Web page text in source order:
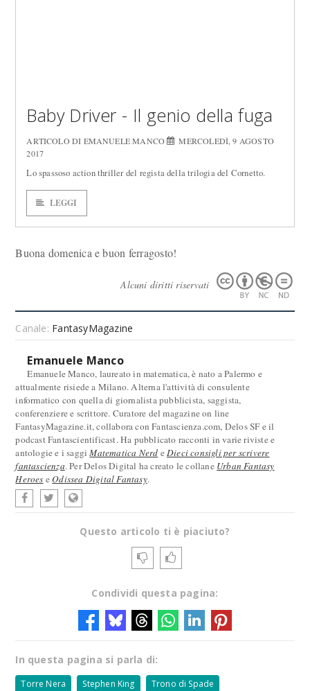
Baby Driver - Il genio della fuga
ARTICOLO DI EMANUELE MANCO
MERCOLEDÌ, 9 AGOSTO
2017
Lo spassoso action thriller del regista della trilogia del Cornetto.
LEGGI
Buona domenica e buon ferragosto!
Alcuni diritti riservati
Canale: FantasyMagazine
Emanuele Manco
Emanuele Manco, laureato in matematica, è nato a Palermo e
attualmente risiede a Milano. Alterna l'attività di consulente
informatico con quella di giornalista pubblicista, saggista,
conferenziere e scrittore. Curatore del magazine on line
FantasyMagazine.it, collabora con Fantascienza.com, Delos SF e il
podcast Fantascientificast. Ha pubblicato racconti in varie riviste e
antologie e i saggiMatematica Nerd eDieci consigli per scrivere
fantascienza. Per Delos Digital ha creato le collane Urban Fantasy
Heroes eOdissea Digital Fantasy.
Questo articolo ti è piaciuto?
Condividi questa pagina:
In questa pagina si parla di:
Torre Nera Stephen King Trono di Spade